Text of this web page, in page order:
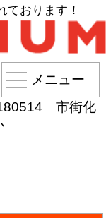
ております！
メニュー
市街化